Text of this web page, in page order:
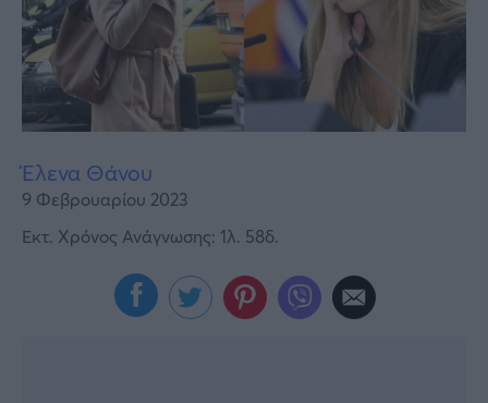
Καιρός
Έλενα Θάνου
9 Φεβρουαρίου 2023
Εκτ. Χρόνος Ανάγνωσης: 1λ. 58δ.